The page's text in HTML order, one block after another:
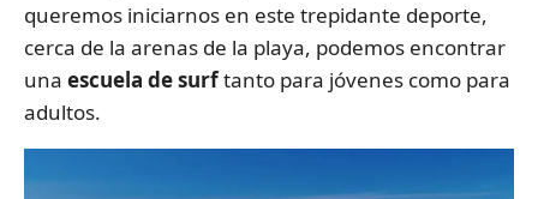
queremos iniciarnos en este trepidante deporte,
cerca de la arenas de la playa, podemos encontrar
una escuela de surftanto para jóvenes como para
adultos.